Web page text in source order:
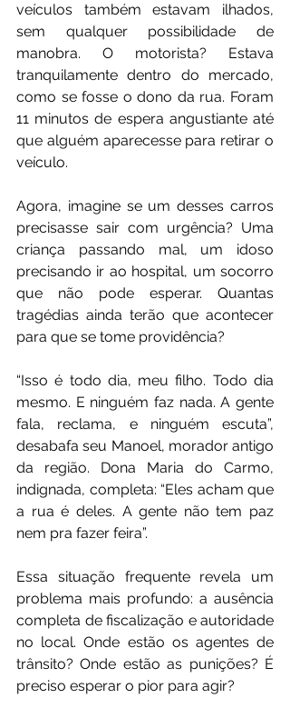
veículos também estavam ilhados,
sem qualquer possibilidade de
manobra. O motorista? Estava
tranquilamente dentro do mercado,
como se fosse o dono da rua. Foram
11 minutos de espera angustiante até
que alguém aparecesse para retirar o
veículo.
Agora, imagine se um desses carros
precisasse sair com urgência? Uma
criança passando mal, um idoso
precisando ir ao hospital, um socorro
que não pode esperar. Quantas
tragédias ainda terão que acontecer
para que se tome providência?
“Isso é todo dia, meu filho. Todo dia
mesmo. E ninguém faz nada. A gente
fala, reclama, e ninguém escuta”,
desabafa seu Manoel, morador antigo
da região. Dona Maria do Carmo,
indignada, completa: “Eles acham que
a rua é deles. A gente não tem paz
nem pra fazer feira”.
Essa situação frequente revela um
problema mais profundo: a ausência
completa de fiscalização e autoridade
no local. Onde estão os agentes de
trânsito? Onde estão as punições? É
preciso esperar o pior para agir?